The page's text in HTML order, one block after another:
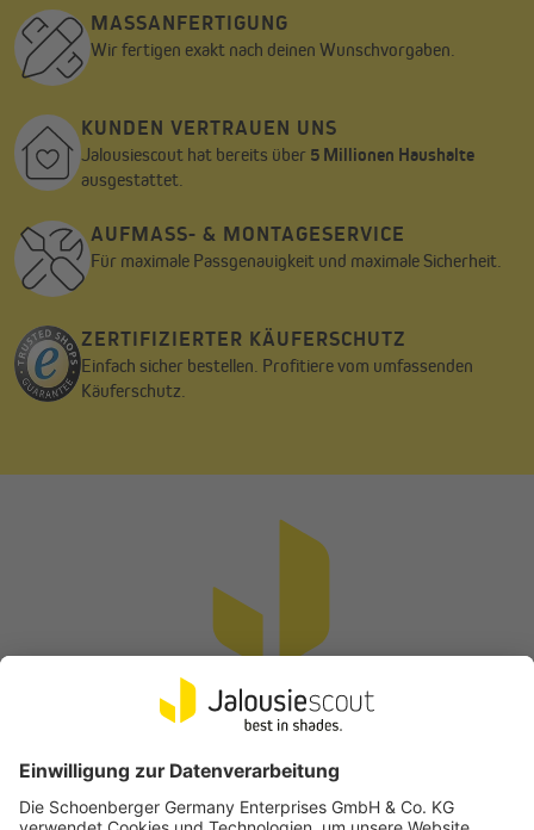
MASSANFERTIGUNG
Wir fertigen exakt nach deinen Wunschvorgaben.
KUNDEN VERTRAUEN UNS
Jalousiescout hat bereits über 5 Millionen Haushalte
ausgestattet.
AUFMASS- & MONTAGESERVICE
Für maximale Passgenauigkeit und maximale Sicherheit.
ZERTIFIZIERTER KÄUFERSCHUTZ
Einfach sicher bestellen. Profitiere vom umfassenden
Käuferschutz.